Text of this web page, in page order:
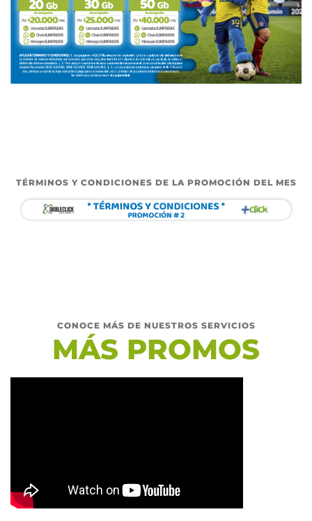
TÉRMINOS Y CONDICIONES DE LA PROMOCIÓN DEL MES
CONOCE MÁS DE NUESTROS SERVICIOS
MÁS PROMOS